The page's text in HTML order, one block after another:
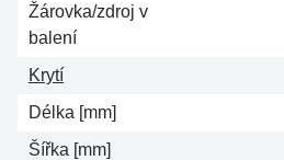
Žárovka/zdroj v
balení
Krytí
Délka [mm]
Šířka [mm]